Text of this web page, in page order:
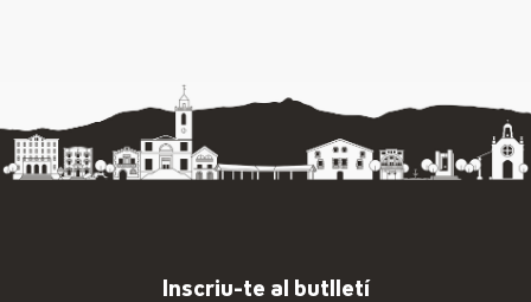
Inscriu-te al butlletí